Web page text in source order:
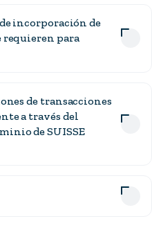
incorporación de
requieren para
de transacciones
a través del
de SUISSE